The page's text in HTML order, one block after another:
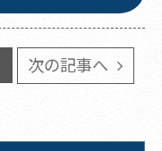
次の記事へ